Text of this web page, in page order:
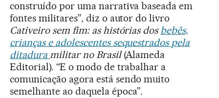
construído por uma narrativa baseada em
fontes militares”, diz o autor do livro
Cativeiro sem fim: as histórias dos bebês,
crianças e adolescentes sequestrados pela
ditadura militar no Brasil(Alameda
Editorial). “E o modo de trabalhar a
comunicação agora está sendo muito
semelhante ao daquela época”.